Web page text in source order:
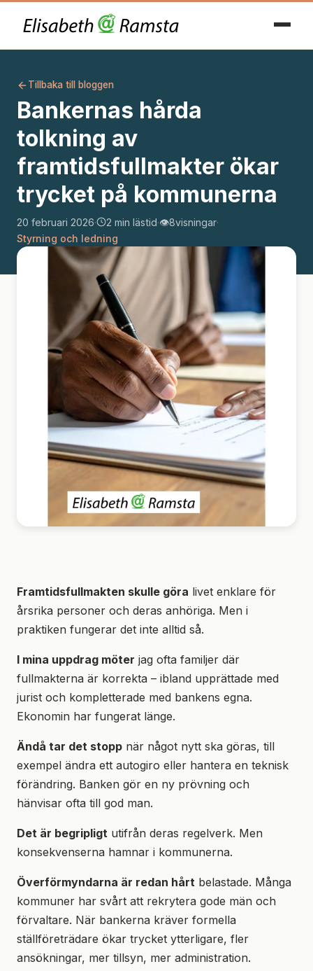
Tillbaka till bloggen
Bankernas hårda
tolkning av
framtidsfullmakter ökar
trycket på kommunerna
20 februari 2026· 2 min lästid·👁️8visningar·
Styrning och ledning
Framtidsfullmakten skulle göra livet enklare för
årsrika personer och deras anhöriga. Men i
praktiken fungerar det inte alltid så.
I mina uppdrag möter jag ofta familjer där
fullmakterna är korrekta – ibland upprättade med
jurist och kompletterade med bankens egna.
Ekonomin har fungerat länge.
Ändå tar det stopp när något nytt ska göras, till
exempel ändra ett autogiro eller hantera en teknisk
förändring. Banken gör en ny prövning och
hänvisar ofta till god man.
Det är begripligt utifrån deras regelverk. Men
konsekvenserna hamnar i kommunerna.
Överförmyndarna är redan hårt belastade. Många
kommuner har svårt att rekrytera gode män och
förvaltare. När bankerna kräver formella
ställföreträdare ökar trycket ytterligare, fler
ansökningar, mer tillsyn, mer administration.